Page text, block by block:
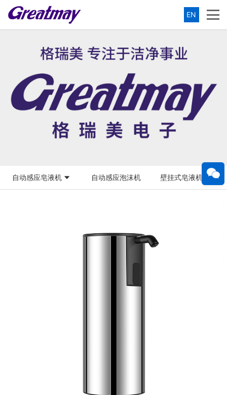
EN
自动感应皂液机 自动感应泡沫机 壁挂式皂液机